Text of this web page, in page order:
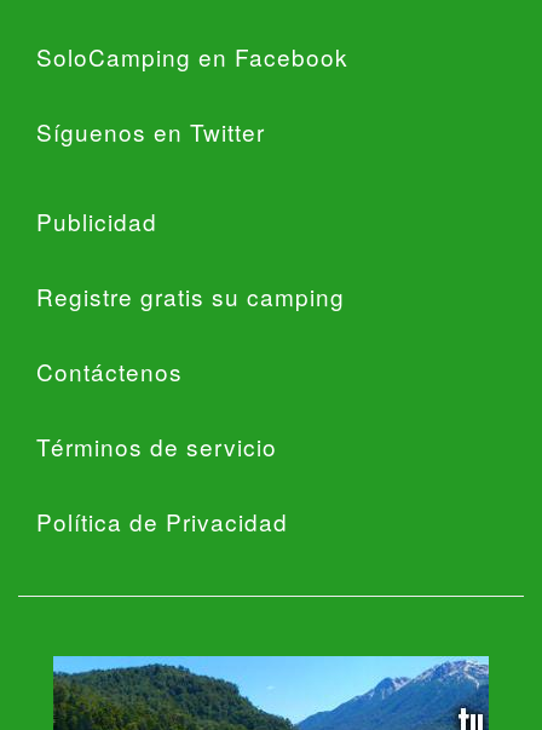
SoloCamping en Facebook
Síguenos en Twitter
Publicidad
Registre gratis su camping
Contáctenos
Términos de servicio
Política de Privacidad